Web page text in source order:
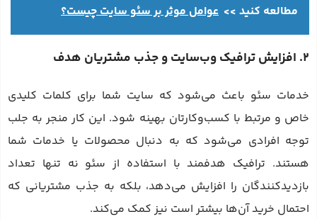
مطالعه کنید >> عوامل موثر بر سئو سایت چیست؟
2. افزایش ترافیک وب‌سایت و جذب مشتریان هدف
خدمات سئو باعث می‌شود که سایت شما برای کلمات کلیدی
خاص و مرتبط با کسب‌وکارتان بهینه شود. این کار منجر به جلب
توجه افرادی می‌شود که به دنبال محصولات یا خدمات شما
هستند. ترافیک هدفمند با استفاده از سئو نه تنها تعداد
بازدیدکنندگان را افزایش می‌دهد، بلکه به جذب مشتریانی که
احتمال خرید آن‌ها بیشتر است نیز کمک می‌کند.